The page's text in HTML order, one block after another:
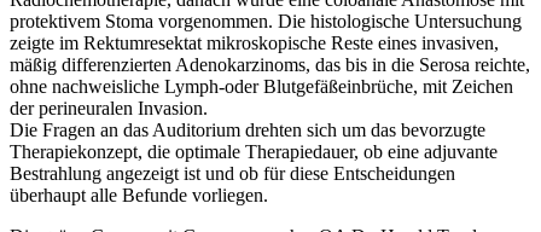
protektivem Stoma vorgenommen. Die histologische Untersuchung
zeigte im Rektumresektat mikroskopische Reste eines invasiven,
mäßig differenzierten Adenokarzinoms, das bis in die Serosa reichte,
ohne nachweisliche Lymph-oder Blutgefäßeinbrüche, mit Zeichen
der perineuralen Invasion.
Die Fragen an das Auditorium drehten sich um das bevorzugte
Therapiekonzept, die optimale Therapiedauer, ob eine adjuvante
Bestrahlung angezeigt ist und ob für diese Entscheidungen
überhaupt alle Befunde vorliegen.